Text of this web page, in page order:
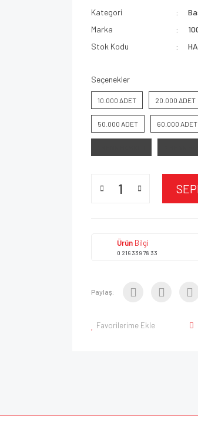
Kategori
Marka
Stok Kodu
Seçenekler
10.000 ADET 20.000 ADET
50.000 ADET 60.000 ADET
Ürün Bilgi
0 216 339 78 33
Paylaş:
Favorilerime Ekle